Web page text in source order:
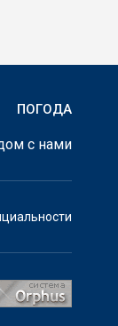
ПОГОДА
с нами